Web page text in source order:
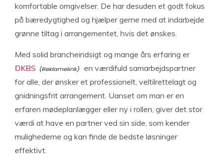
komfortable omgivelser. De har desuden et godt fokus
på bæredygtighed og hjælper gerne med at indarbejde
grønne tiltag i arrangementet, hvis det ønskes.
Med solid brancheindsigt og mange års erfaring er
DKBS
en værdifuld samarbejdspartner
for alle, der ønsker et professionelt, veltilrettelagt og
gnidningsfrit arrangement. Uanset om man er en
erfaren mødeplanlægger eller ny i rollen, giver det stor
værdi at have en partner ved sin side, som kender
mulighederne og kan finde de bedste løsninger
effektivt.